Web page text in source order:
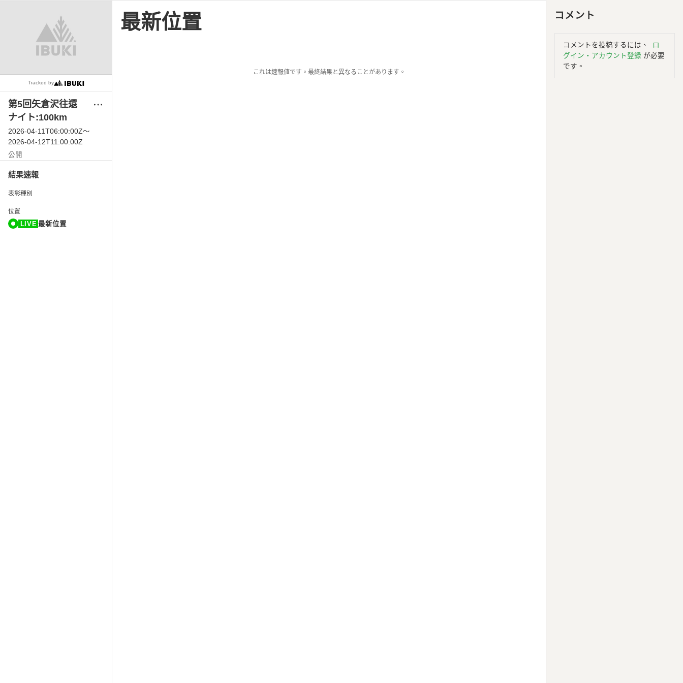
Tracked by
メ
第5回矢倉沢往還
ナイト:100km
2026-04-11T06:00:00Z〜
2026-04-12T11:00:00Z
公開
結果速報
位置
LIVE 最新位置
表彰種別
最新位置
これは速報値です。最終結果と異なることがあります。
コメント
コメントを投稿するには、
ロ
グイン・アカウント登録 が必要
です。